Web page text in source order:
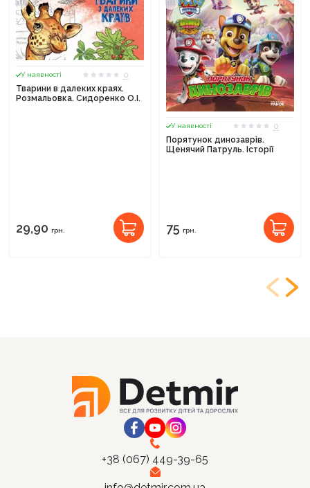
У наявності
0
Тварини в далеких краях.
Розмальовка. Сидоренко О.І.
29,90 грн.
У наявності
0
Порятунок динозаврів.
Щенячий Патруль. Історії
75 грн.
+38 (067) 449-39-65